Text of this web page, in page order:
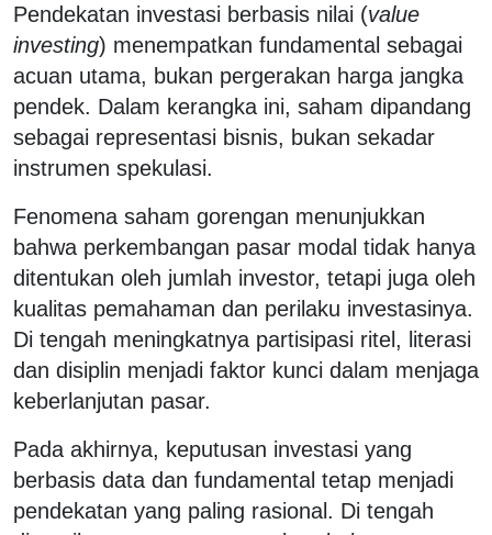
Pendekatan investasi berbasis nilai (value
investing) menempatkan fundamental sebagai
acuan utama, bukan pergerakan harga jangka
pendek. Dalam kerangka ini, saham dipandang
sebagai representasi bisnis, bukan sekadar
instrumen spekulasi.
Fenomena saham gorengan menunjukkan
bahwa perkembangan pasar modal tidak hanya
ditentukan oleh jumlah investor, tetapi juga oleh
kualitas pemahaman dan perilaku investasinya.
Di tengah meningkatnya partisipasi ritel, literasi
dan disiplin menjadi faktor kunci dalam menjaga
keberlanjutan pasar.
Pada akhirnya, keputusan investasi yang
berbasis data dan fundamental tetap menjadi
pendekatan yang paling rasional. Di tengah